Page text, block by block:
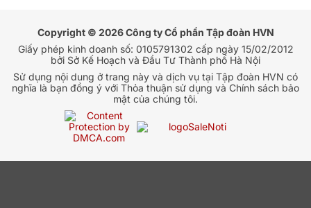
Copyright © 2026 Công ty Cổ phần Tập đoàn HVN
Giấy phép kinh doanh số: 0105791302 cấp ngày 15/02/2012
bởi Sở Kế Hoạch và Đầu Tư Thành phố Hà Nội
Sử dụng nội dung ở trang này và dịch vụ tại Tập đoàn HVN có
nghĩa là bạn đồng ý với Thỏa thuận sử dụng và Chính sách bảo
mật của chúng tôi.